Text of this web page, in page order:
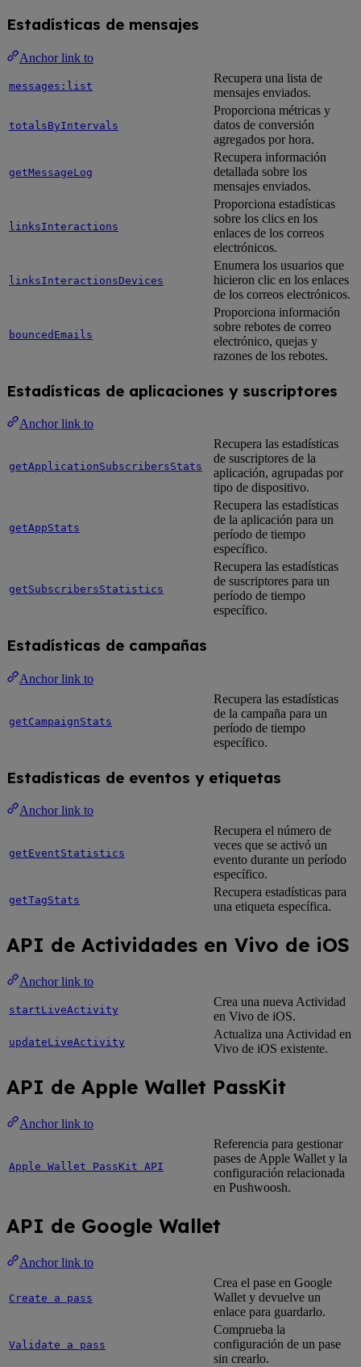
Estadísticas de mensajes
Anchor link to
messages:list
Recupera una lista de
mensajes enviados.
totalsByIntervals
Proporciona métricas y
datos de conversión
agregados por hora.
getMessageLog
Recupera información
detallada sobre los
mensajes enviados.
linksInteractions
Proporciona estadísticas
sobre los clics en los
enlaces de los correos
electrónicos.
linksInteractionsDevices
Enumera los usuarios que
hicieron clic en los enlaces
de los correos electrónicos.
bouncedEmails
Proporciona información
sobre rebotes de correo
electrónico, quejas y
razones de los rebotes.
Estadísticas de aplicaciones y suscriptores
Anchor link to
getApplicationSubscribersStats
Recupera las estadísticas
de suscriptores de la
aplicación, agrupadas por
tipo de dispositivo.
getAppStats
Recupera las estadísticas
de la aplicación para un
período de tiempo
específico.
getSubscribersStatistics
Recupera las estadísticas
de suscriptores para un
período de tiempo
específico.
Estadísticas de campañas
Anchor link to
getCampaignStats
Recupera las estadísticas
de la campaña para un
período de tiempo
específico.
Estadísticas de eventos y etiquetas
Anchor link to
getEventStatistics
Recupera el número de
veces que se activó un
evento durante un período
específico.
getTagStats
Recupera estadísticas para
una etiqueta específica.
API de Actividades en Vivo de iOS
Anchor link to
startLiveActivity
Crea una nueva Actividad
en Vivo de iOS.
updateLiveActivity
Actualiza una Actividad en
Vivo de iOS existente.
API de Apple Wallet PassKit
Anchor link to
Apple Wallet PassKit API
Referencia para gestionar
pases de Apple Wallet y la
configuración relacionada
en Pushwoosh.
API de Google Wallet
Anchor link to
Create a pass
Crea el pase en Google
Wallet y devuelve un
enlace para guardarlo.
Validate a pass
Comprueba la
configuración de un pase
sin crearlo.